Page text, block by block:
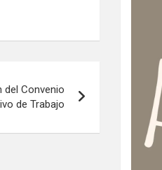
del Convenio
de Trabajo